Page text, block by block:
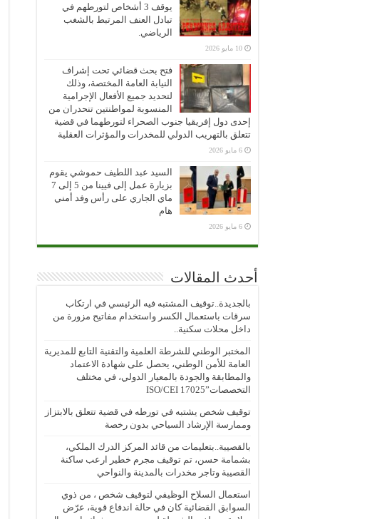
يوقف 3 أشخاص لتورطهم في
تبادل العنف المرتبط بالشغب
الرياضي.
10 مايو 2026
فتح بحث قضائي تحت إشراف
النيابة العامة المختصة، وذلك
لتحديد جميع الأفعال الإجرامية
المنسوبة لمواطنتين تنحدران من
إحدى دول إفريقيا جنوب الصحراء لتورطهما في قضية
تتعلق بالتهريب الدولي للمخدرات والمؤثرات العقلية
6 مايو 2026
السيد عبد اللطيف حموشي يقوم
بزيارة عمل إلى فيينا من 5 إلى 7
ماي الجاري على رأس وفد أمني
هام
6 مايو 2026
أحدث المقالات
بالجديدة..توقيف المشتبه فيه الرئيسي في ارتكاب
سرقات باستعمال الكسر واستخدام مفاتيح مزورة من
داخل محلات سكنية..
المختبر الوطني للشرطة العلمية والتقنية التابع للمديرية
العامة للأمن الوطني، يحصل على شهادة الاعتماد
والمطابقة والجودة بالمعيار الدولي، في مختلف
التخصصات”ISO/CEI 17025
توقيف شخص يشتبه في تورطه في قضية تتعلق بالابتزاز
وممارسة الإرشاد السياحي بدون رخصة
بالقصيبة..بتعليمات من قائد المركز الدرك الملكي،
بشمامة حسن، تم توقيف مجرم خطير ارعب ساكنة
القصيبة وتاجر مخدرات بالمدينة والنواحي
استعمال السلاح الوظيفي لتوقيف شخص ، من ذوي
السوابق القضائية كان في حالة اندفاع قوية، عرّض